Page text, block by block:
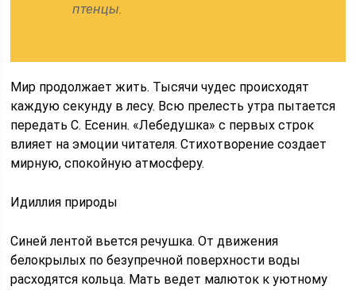
птенцы.
Мир продолжает жить. Тысячи чудес происходят
каждую секунду в лесу. Всю прелесть утра пытается
передать С. Есенин. «Лебедушка» с первых строк
влияет на эмоции читателя. Стихотворение создает
мирную, спокойную атмосферу.
Идиллия природы
Синей лентой вьется речушка. От движения
белокрылых по безупречной поверхности воды
расходятся кольца. Мать ведет малюток к уютному